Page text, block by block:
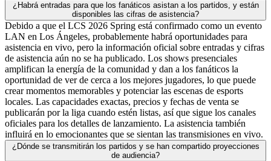
¿Habrá entradas para que los fanáticos asistan a los partidos, y están
disponibles las cifras de asistencia?
Debido a que el LCS 2026 Spring está confirmado como un evento
LAN en Los Ángeles, probablemente habrá oportunidades para
asistencia en vivo, pero la información oficial sobre entradas y cifras
de asistencia aún no se ha publicado. Los shows presenciales
amplifican la energía de la comunidad y dan a los fanáticos la
oportunidad de ver de cerca a los mejores jugadores, lo que puede
crear momentos memorables y potenciar las escenas de esports
locales. Las capacidades exactas, precios y fechas de venta se
publicarán por la liga cuando estén listas, así que sigue los canales
oficiales para los detalles de lanzamiento. La asistencia también
influirá en lo emocionantes que se sientan las transmisiones en vivo.
¿Dónde se transmitirán los partidos y se han compartido proyecciones
de audiencia?